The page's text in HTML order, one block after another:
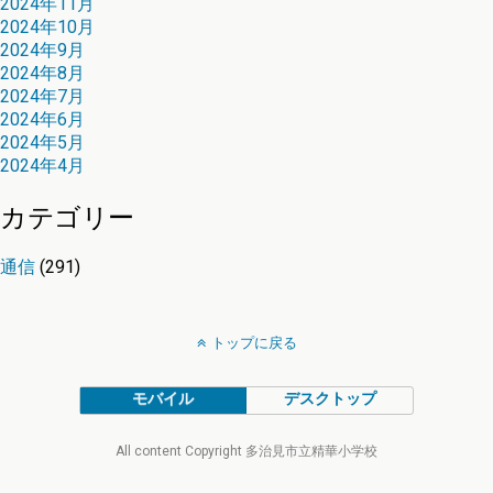
2024年10月
2024年9月
2024年8月
2024年7月
2024年6月
2024年5月
2024年4月
カテゴリー
通信 (291)
トップに戻る
モバイル デスクトップ
All content Copyright 多治見市立精華小学校